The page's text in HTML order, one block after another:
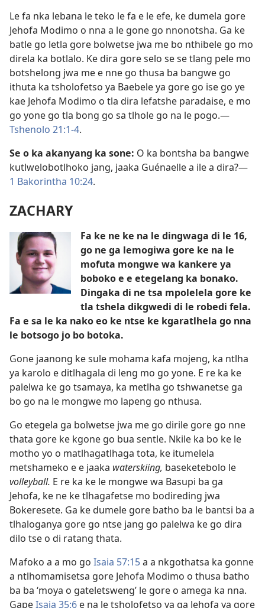
Le fa nka lebana le teko le fa e le efe, ke dumela gore
Jehofa Modimo o nna a le gone go nnonotsha. Ga ke
batle go letla gore bolwetse jwa me bo nthibele go mo
direla ka botlalo. Ke dira gore selo se se tlang pele mo
botshelong jwa me e nne go thusa ba bangwe go
ithuta ka tsholofetso ya Baebele ya gore go ise go ye
kae Jehofa Modimo o tla dira lefatshe paradaise, e mo
go yone go tla bong go sa tlhole go na le pogo.​—
Tshenolo 21:1-4.
Se o ka akanyang ka sone: O ka bontsha ba bangwe
kutlwelobotlhoko jang, jaaka Guénaelle a ile a dira?​—
1 Bakorintha 10:24.
ZACHARY
Fa ke ne ke na le dingwaga di le 16,
go ne ga lemogiwa gore ke na le
mofuta mongwe wa kankere ya
boboko e e etegelang ka bonako.
Dingaka di ne tsa mpolelela gore ke
tla tshela dikgwedi di le robedi fela.
Fa e sa le ka nako eo ke ntse ke kgaratlhela go nna
le botsogo jo bo botoka.
Gone jaanong ke sule mohama kafa mojeng, ka ntlha
ya karolo e ditlhagala di leng mo go yone. E re ka ke
palelwa ke go tsamaya, ka metlha go tshwanetse ga
bo go na le mongwe mo lapeng go nthusa.
Go etegela ga bolwetse jwa me go dirile gore go nne
thata gore ke kgone go bua sentle. Nkile ka bo ke le
motho yo o matlhagatlhaga tota, ke itumelela
metshameko e e jaaka waterskiing, baseketebolo le
volleyball. E re ka ke le mongwe wa Basupi ba ga
Jehofa, ke ne ke tlhagafetse mo bodireding jwa
Bokeresete. Ga ke dumele gore batho ba le bantsi ba a
tlhaloganya gore go ntse jang go palelwa ke go dira
dilo tse o di ratang thata.
Mafoko a a mo go Isaia 57:15a a nkgothatsa ka gonne
a ntlhomamisetsa gore Jehofa Modimo o thusa batho
ba ba ‘moya o gateletsweng’ le gore o amega ka nna.
GapeIsaia 35:6 e na le tsholofetso ya ga Jehofa ya gore